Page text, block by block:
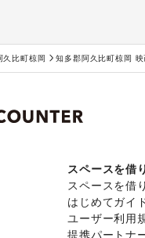
久比町椋岡 知多郡阿久比町椋岡 映
スペースを借
スペースを借
はじめてガイ
ユーザー利用
提携パートナ